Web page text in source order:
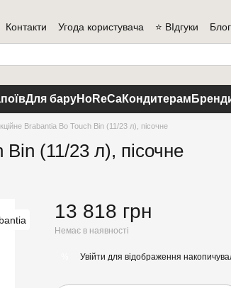
Контакти Угода користувача ⭐ ВІдгуки Блог
Для баруHoReCaКондитерам
Brabantia Bo Touch Bin (11/23 л), пісочне
Bin (11/23 л), пісочне
13 818 грн
Немає в наявності
Увійти для відображення